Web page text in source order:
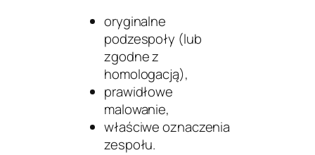
oryginalne
podzespoły (lub
zgodne z
homologacją),
prawidłowe
malowanie,
właściwe oznaczenia
zespołu.